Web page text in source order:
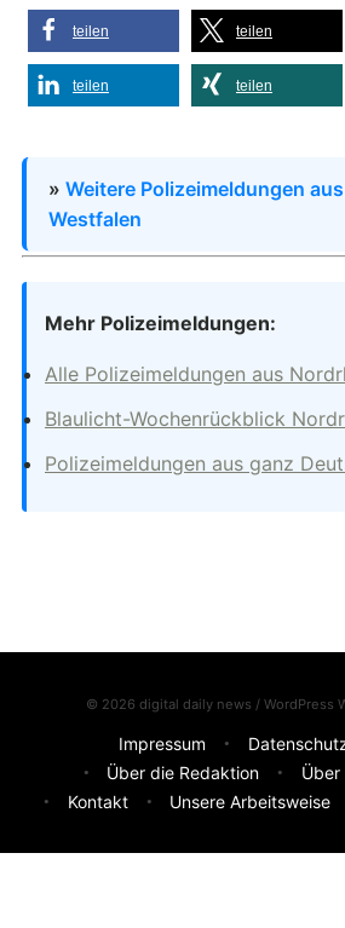
teilen teilen
teilen teilen
» Weitere Polizeimeldungen
Westfalen
Mehr Polizeimeldungen:
Alle Polizeimeldungen aus
Blaulicht-Wochenrückblick
Polizeimeldungen aus ganz
© 2026 digital daily news / WordPress
Impressum
Über die Redaktion
Über
Kontakt
Unsere Arbeitsweise